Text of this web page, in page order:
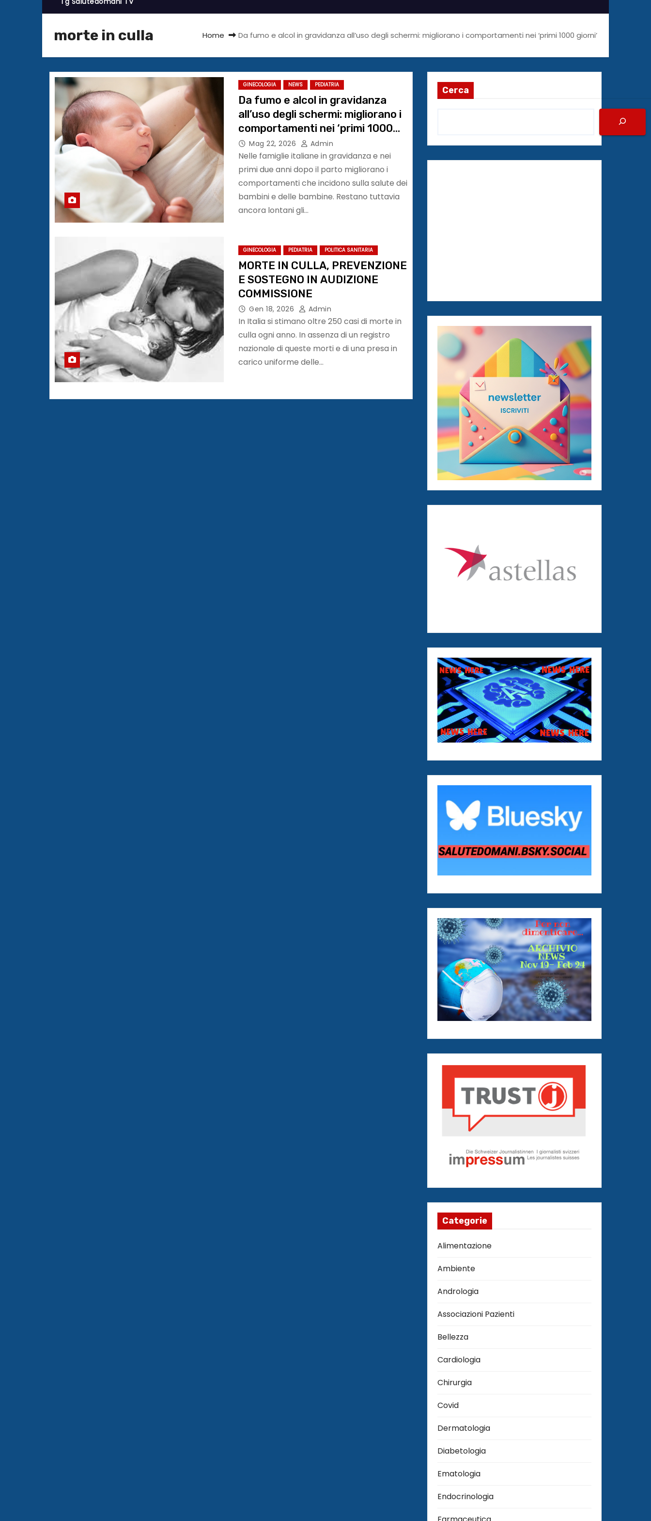
morte in culla Home Da fumo e alcol in gravidanza all’uso degli schermi: migliorano i comportamenti nei ‘primi 1000 giorni’
GINECOLOGIA NEWS PEDIATRIA
Da fumo e alcol in gravidanza
all’uso degli schermi: migliorano i
comportamenti nei ‘primi 1000
giorni’
Mag 22, 2026 Admin
Nelle famiglie italiane in gravidanza e nei
primi due anni dopo il parto migliorano i
comportamenti che incidono sulla salute dei
bambini e delle bambine. Restano tuttavia
ancora lontani gli…
GINECOLOGIA PEDIATRIA POLITICA SANITARIA
MORTE IN CULLA, PREVENZIONE
E SOSTEGNO IN AUDIZIONE
COMMISSIONE
Gen 18, 2026 Admin
In Italia si stimano oltre 250 casi di morte in
culla ogni anno. In assenza di un registro
nazionale di queste morti e di una presa in
carico uniforme delle…
Cerca
Categorie
Alimentazione
Ambiente
Andrologia
Associazioni Pazienti
Bellezza
Cardiologia
Chirurgia
Covid
Dermatologia
Diabetologia
Ematologia
Endocrinologia